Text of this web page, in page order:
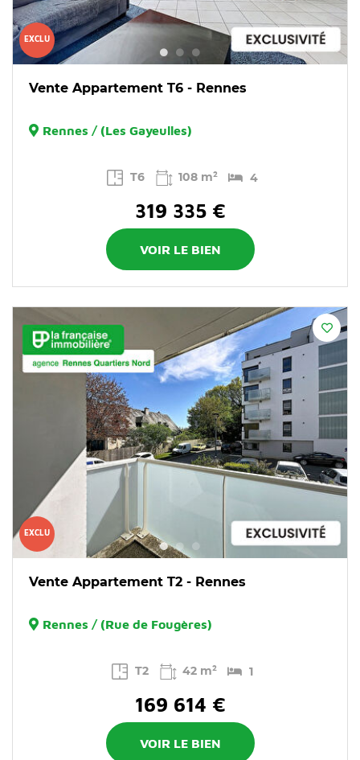
EXCLU
Vente Appartement T6 - Rennes
Rennes / (Les Gayeulles)
T6 108 m² 4
319 335 €
VOIR LE BIEN
EXCLU
Vente Appartement T2 - Rennes
Rennes / (Rue de Fougères)
T2 42 m² 1
169 614 €
VOIR LE BIEN